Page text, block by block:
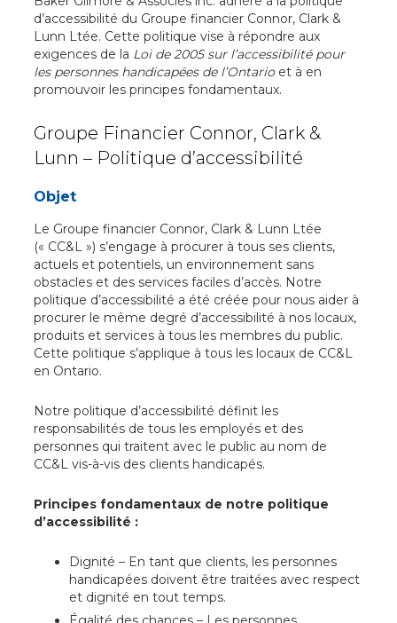
d’accessibilité du Groupe financier Connor, Clark &
Lunn Ltée. Cette politique vise à répondre aux
exigences de la Loi de 2005 sur l’accessibilité pour
les personnes handicapées de l’Ontarioet à en
promouvoir les principes fondamentaux.
Groupe Financier Connor, Clark &
Lunn – Politique d’accessibilité
Objet
Le Groupe financier Connor, Clark & Lunn Ltée
(« CC&L ») s’engage à procurer à tous ses clients,
actuels et potentiels, un environnement sans
obstacles et des services faciles d’accès. Notre
politique d’accessibilité a été créée pour nous aider à
procurer le même degré d’accessibilité à nos locaux,
produits et services à tous les membres du public.
Cette politique s’applique à tous les locaux de CC&L
en Ontario.
Notre politique d’accessibilité définit les
responsabilités de tous les employés et des
personnes qui traitent avec le public au nom de
CC&L vis-à-vis des clients handicapés.
Principes fondamentaux de notre politique
d’accessibilité :
Dignité – En tant que clients, les personnes
handicapées doivent être traitées avec respect
et dignité en tout temps.